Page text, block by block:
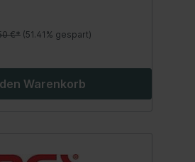
€* (51.41% gespart)
Warenkorb